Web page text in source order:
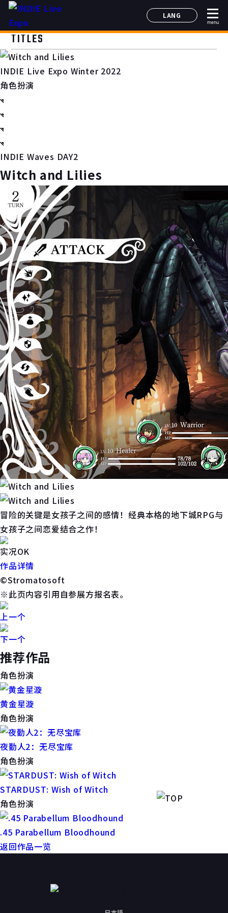
LANG
日本語
menu
TITLES
INDIE Live Expo Winter 2022
角色扮演
INDIE Waves DAY2
Witch and Lilies
冒险的关键是女孩子之间的感情！经典本格的地下城RPG与
女孩子之间恋爱结合之作！
实况OK
作品详情
©Stromatosoft
※此页内容引用自参展方报名表。
上一个
下一个
推荐作品
角色扮演
黄金星漩
角色扮演
夜勤人2：无尽宝库
角色扮演
STARDUST: Wish of Witch
角色扮演
.45 Parabellum Bloodhound
返回作品一览